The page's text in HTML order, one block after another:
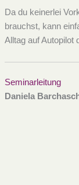
Da du keinerlei
brauchst, kann
Alltag auf Autopilot
Seminarleitung
Daniela